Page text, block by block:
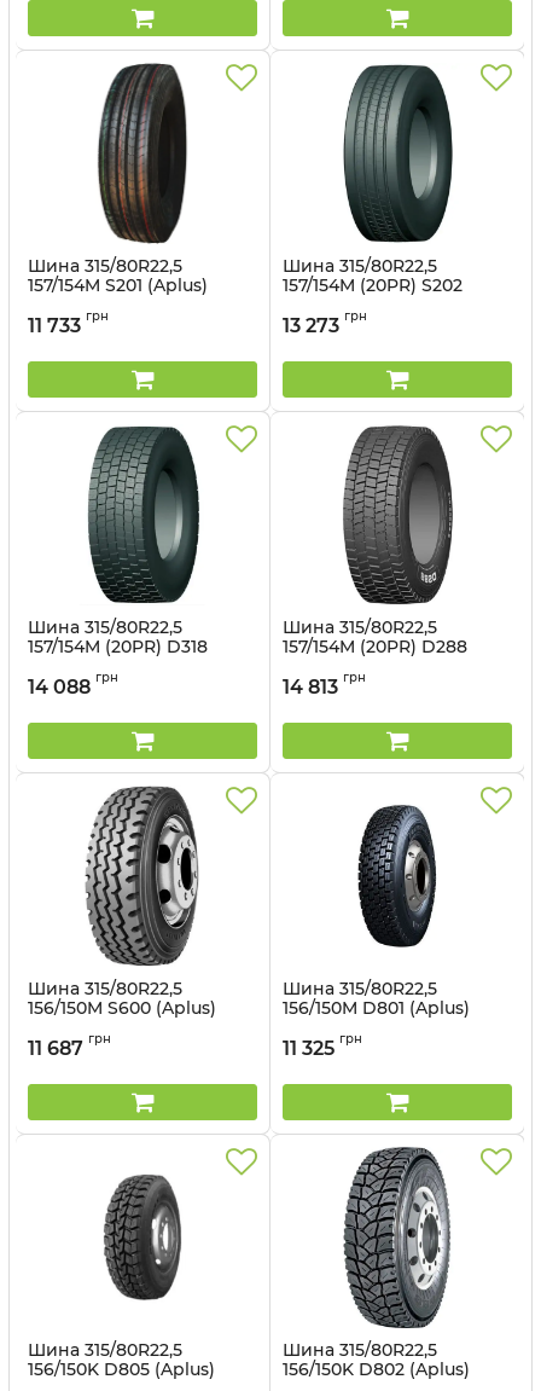
Шина 315/80R22,5
157/154M S201 (Aplus)
11 733 грн
Шина 315/80R22,5
157/154M (20PR) S202
Артикул: 14981143773
13 273 грн
Шина 315/80R22,5
157/154M (20PR) D318
Артикул: 14981143748
14 088 грн
Шина 315/80R22,5
157/154M (20PR) D288
Артикул: 14981143749
14 813 грн
Шина 315/80R22,5
156/150M S600 (Aplus)
11 687 грн
Шина 315/80R22,5
156/150M D801 (Aplus)
11 325 грн
Шина 315/80R22,5
156/150K D805 (Aplus)
Шина 315/80R22,5
156/150K D802 (Aplus)